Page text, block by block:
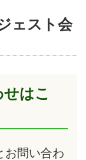
ェスト会
はこ
お問い合わ